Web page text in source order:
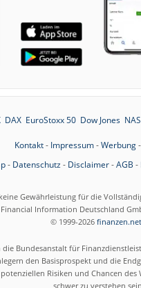
DAX EuroStoxx 50 Dow Jones
Kontakt- Impressum-Werbung-
- Datenschutz- Disclaimer-AGB -
Gewährleistung für die
Information Deutschland
© 1999-2026
Bundesanstalt für
den Basisprospekt und die
Risiken und Chancen
schwer zu verstehen